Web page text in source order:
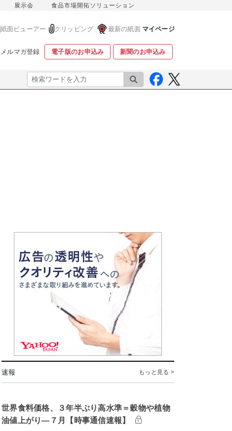
展示会 食品市場開拓ソリューション
紙面ビューアー クリッピング 最新の紙面 マイページ
メルマガ登録 電子版のお申込み 新聞のお申込み
検索
速報 もっと見る >
世界食料価格、３年半ぶり高水準＝穀物や植物
油値上がり―７月【時事通信速報】